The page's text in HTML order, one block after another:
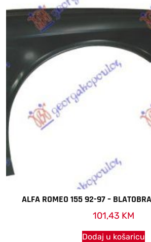
ALFA ROMEO 155 92-97 –
101,43 KM
Dodaj u košaricu